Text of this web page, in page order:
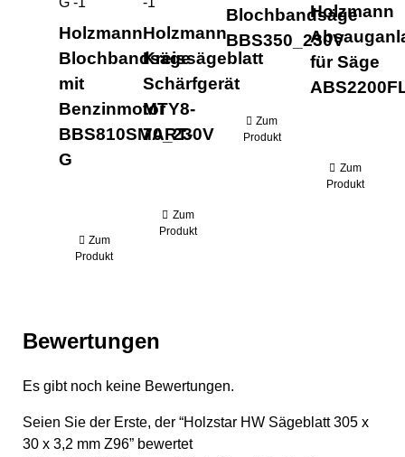
Holzmann
Blochbandsäge
mit
Benzinmotor
BBS810SMART-
G
Zum
Produkt
Holzmann
Kreissägeblatt
Schärfgerät
MTY8-
70_230V
Zum
Produkt
Blochbandsäge
BBS350_230V
Zum
Produkt
Holzmann
für Säge
Zum
Produkt
Bewertungen
Es gibt noch keine Bewertungen.
Seien Sie der Erste, der “Holzstar HW Sägeblatt 305 x
30 x 3,2 mm Z96” bewertet